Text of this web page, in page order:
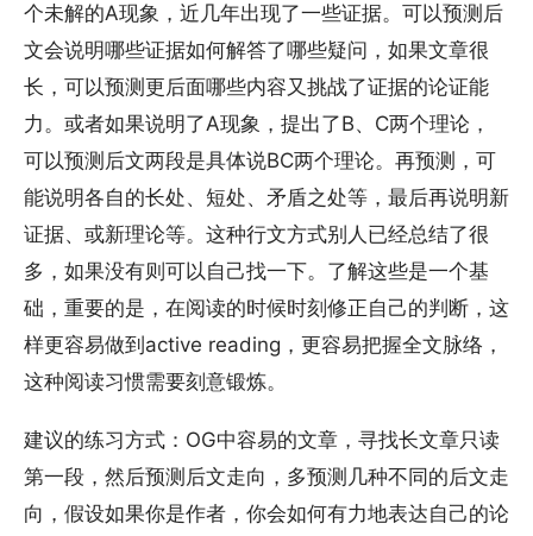
个未解的A现象，近几年出现了一些证据。可以预测后
文会说明哪些证据如何解答了哪些疑问，如果文章很
长，可以预测更后面哪些内容又挑战了证据的论证能
力。或者如果说明了A现象，提出了B、C两个理论，
可以预测后文两段是具体说BC两个理论。再预测，可
能说明各自的长处、短处、矛盾之处等，最后再说明新
证据、或新理论等。这种行文方式别人已经总结了很
多，如果没有则可以自己找一下。了解这些是一个基
础，重要的是，在阅读的时候时刻修正自己的判断，这
样更容易做到active reading，更容易把握全文脉络，
这种阅读习惯需要刻意锻炼。
建议的练习方式：OG中容易的文章，寻找长文章只读
第一段，然后预测后文走向，多预测几种不同的后文走
向，假设如果你是作者，你会如何有力地表达自己的论